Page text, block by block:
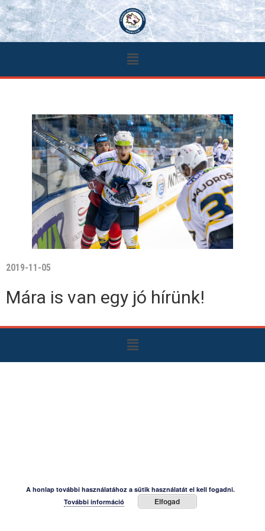
2019-11-05
Mára is van egy jó hírünk!
A honlap további használatához a sütik használatát el kell fogadni.
További információ
Elfogad